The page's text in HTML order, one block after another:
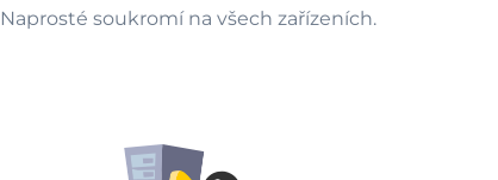
Naprosté soukromí na všech zařízeních.